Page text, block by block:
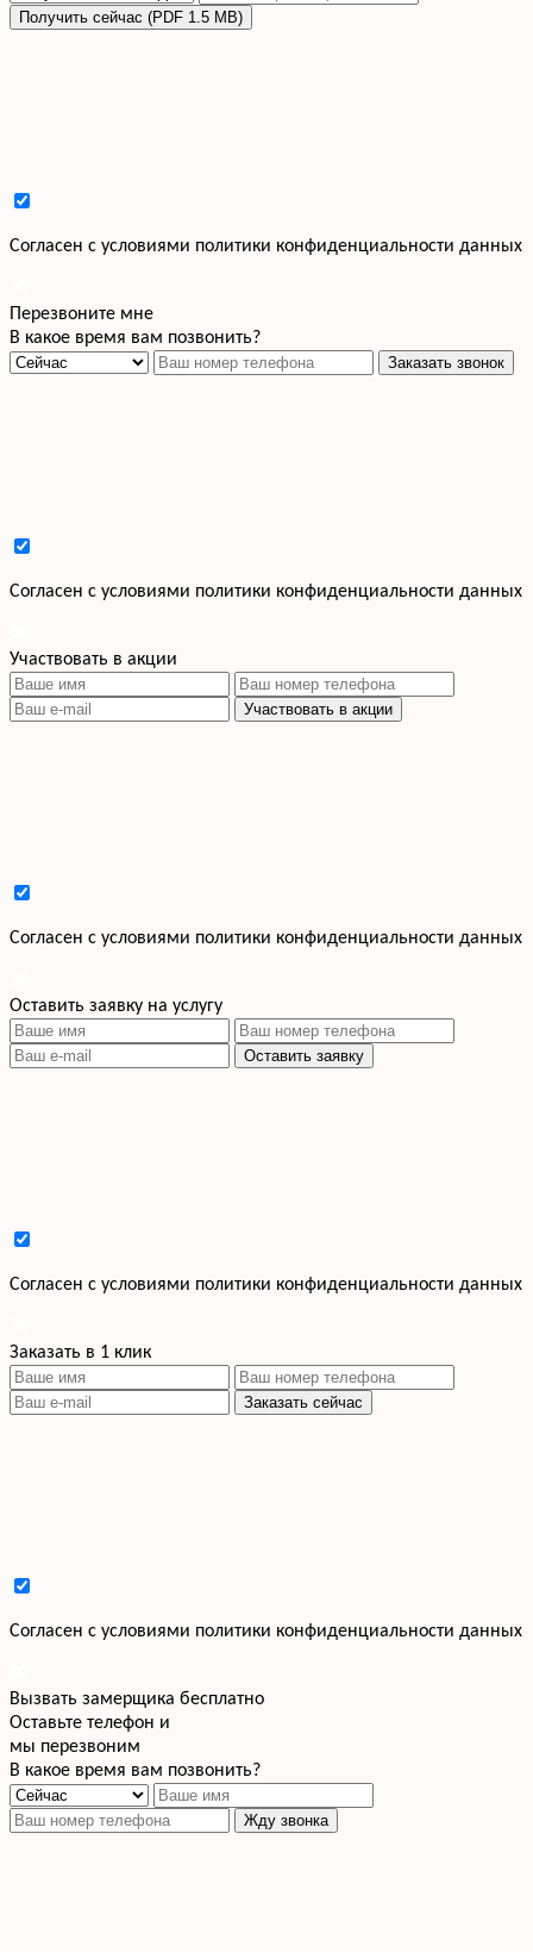
Получить сейчас (PDF 1.5 MB)
Cогласен с условиями политики конфиденциальности данных
Перезвоните мне
В какое время вам позвонить?
Заказать звонок
Cогласен с условиями политики конфиденциальности данных
Участвовать в акции
Участвовать в акции
Cогласен с условиями политики конфиденциальности данных
Оставить заявку на услугу
Оставить заявку
Cогласен с условиями политики конфиденциальности данных
Заказать в 1 клик
Заказать сейчас
Cогласен с условиями политики конфиденциальности данных
Вызвать замерщика бесплатно
Оставьте телефон и
мы перезвоним
В какое время вам позвонить?
Жду звонка